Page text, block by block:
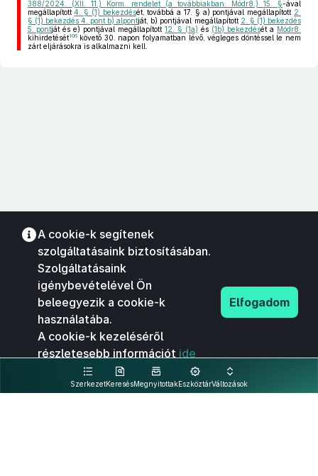
388/2024. (XII. 11.) Korm. rendelet (a továbbiakban: Módr8.) 15. §-ával
megállapított4. § (1) bekezdését, továbbá a 17. § a) pontjával megállapított 2.
§ (1) bekezdés 4. pont b) alpontját, b) pontjával megállapított 2. § (1) bekezdés
5. pontját és e) pontjával megállapított12. § (1a) és (1b) bekezdését a Módr8.
kihirdetését106követő 30. napon folyamatban lévő, végleges döntéssel le nem
zárt eljárásokra is alkalmazni kell.
SzerkezetKeresésMegnyitottakEszköztárVáltozások
A cookie-k segítenek
szolgáltatásaink biztosításában.
Szolgáltatásaink
igénybevételével Ön
beleegyezik a cookie-k
használatába.
A cookie-k kezeléséről
részletesebb információt ide
kattintva olvashat.
Elfogadom